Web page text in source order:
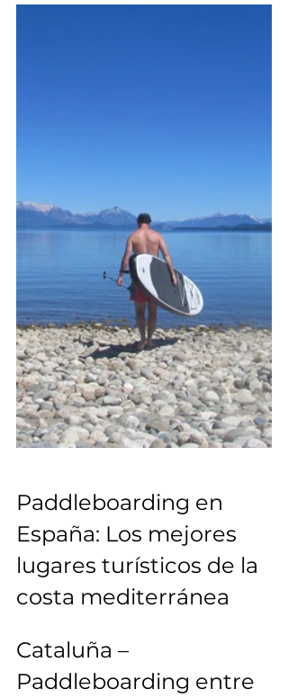
Paddleboarding en
España: Los mejores
lugares turísticos de la
costa mediterránea
Cataluña –
Paddleboarding entre